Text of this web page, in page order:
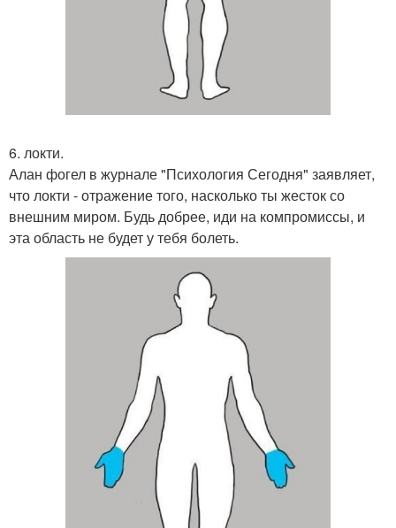
6. локти.
Алан фогел в журнале "Психология Сегодня" заявляет,
что локти - отражение того, насколько ты жесток со
внешним миром. Будь добрее, иди на компромиссы, и
эта область не будет у тебя болеть.